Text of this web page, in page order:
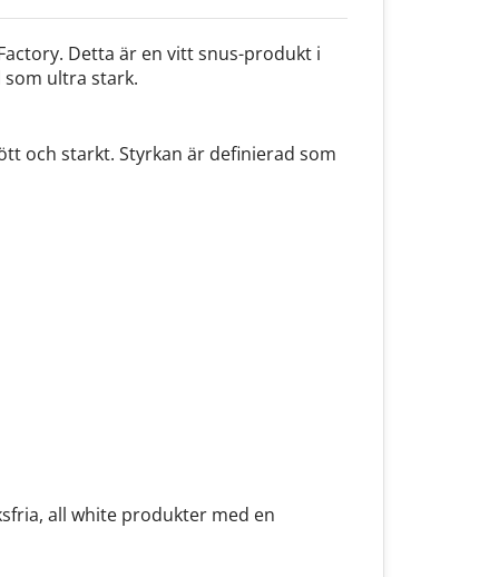
Detta är en vitt snus-produkt i
ultra stark.
och starkt. Styrkan är definierad som
all white produkter med en